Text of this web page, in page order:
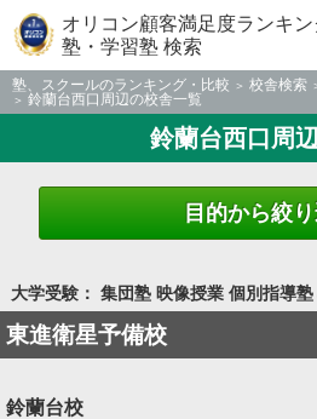
オリコン顧客満足度ランキン
塾・学習塾 検索
塾、スクールのランキング・比較 校舎検索
鈴蘭台西口周辺の校舎一覧
鈴蘭台西口周
目的から絞
大学受験： 集団塾 映像授業 個別指導塾
東進衛星予備校
鈴蘭台校